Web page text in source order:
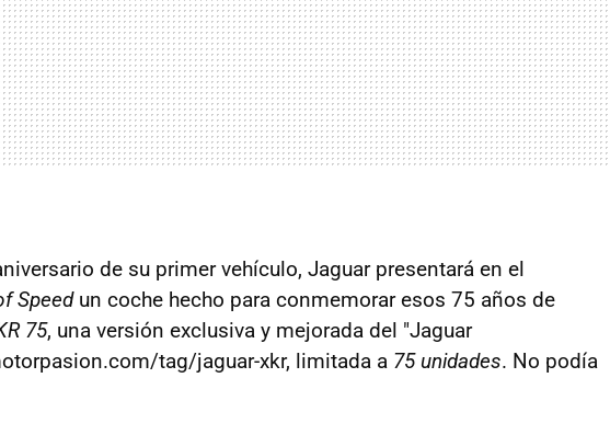
de su primer vehículo, Jaguar presentará en el
Speedun coche hecho para conmemorar esos 75 años de
75, una versión exclusiva y mejorada del "Jaguar
tag/jaguar-xkr, limitada a 75 unidades. No podía